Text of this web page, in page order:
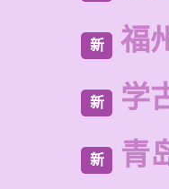
新 福
新 学
新 青